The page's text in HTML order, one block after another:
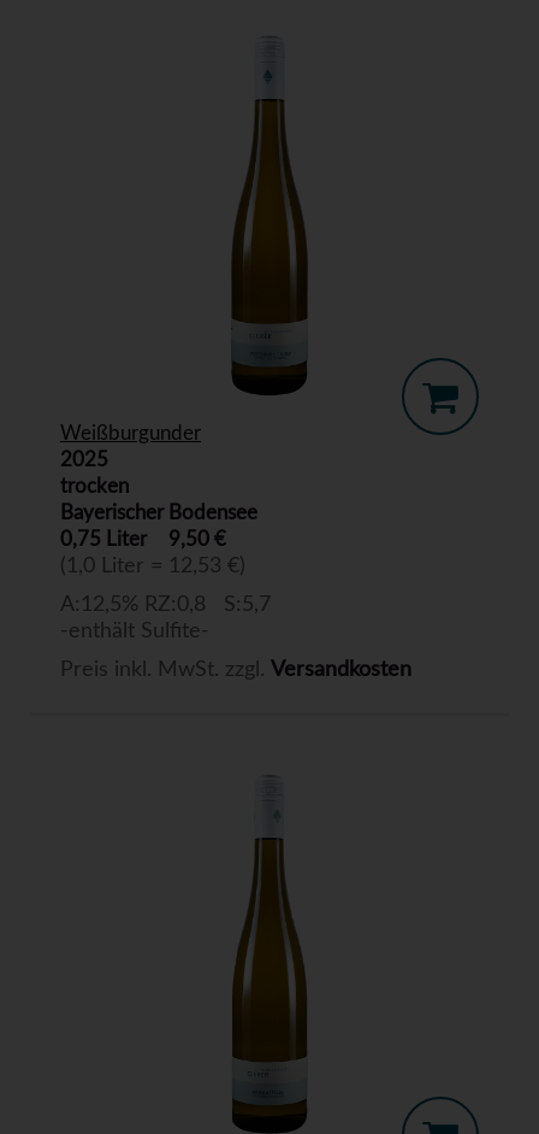
Weißburgunder
2025
trocken
Bayerischer Bodensee
0,75 Liter
9,50 €
(1,0 Liter = 12,53 €)
A:12,5% RZ:0,8 S:5,7
-enthält Sulfite-
Preis inkl. MwSt. zzgl. Versandkosten